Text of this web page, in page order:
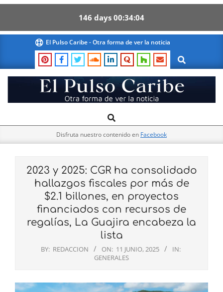
146 days 00 34 03
content
El Pulso Caribe - Otra forma de ver la noticia
Search
El
Pulso
Navigation
Search
Disfruta nuestro contenido en Facebook
2023 y 2025: CGR ha consolidado
hallazgos fiscales por más de
$2.1 billones, en proyectos
financiados con recursos de
regalías, La Guajira encabeza la
lista
BY: REDACCION ON: 11 JUNIO, 2025
IN:
GENERALES